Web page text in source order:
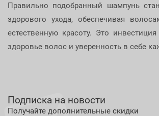
Правильно подобранный шампунь
здорового ухода, обеспечивая
естественную красоту. Это
здоровье волос и уверенность в себе
Подписка на новости
Получайте дополнительные скидки